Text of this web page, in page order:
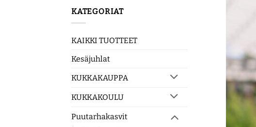
KATEGORIAT
KAIKKI TUOTTEET
Kesäjuhlat
KUKKAKAUPPA
KUKKAKOULU
Puutarhakasvit